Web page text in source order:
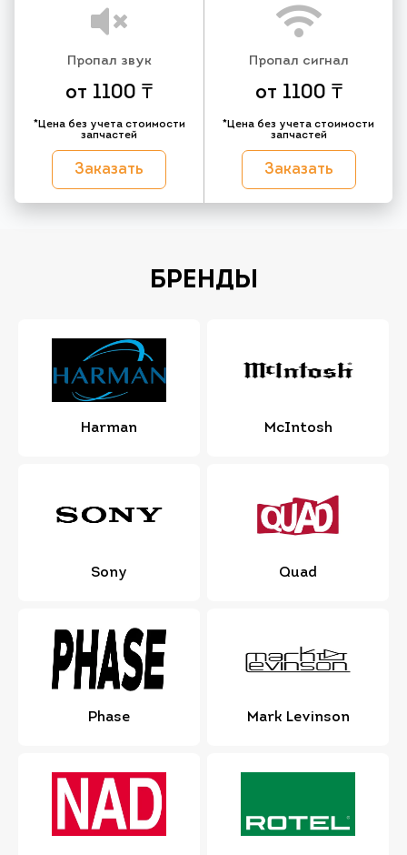
Пропал звук
от 1100 ₸
*Цена без учета стоимости
запчастей
Заказать
Пропал сигнал
от 1100 ₸
*Цена без учета стоимости
запчастей
Заказать
БРЕНДЫ
Harman McIntosh
Sony Quad
Phase Mark Levinson